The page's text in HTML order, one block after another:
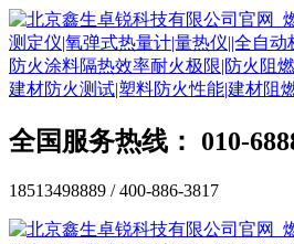
全国服务热线： 010-
18513498889 / 400-886-3817